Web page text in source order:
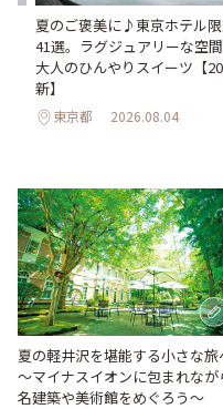
夏のご褒美に♪東京ホテル
41選。ラグジュアリーな空
大人のひんやりスイーツ【
新】
東京都 2026.08.04
夏の軽井沢を堪能する小さな旅
～マイナスイオンに包まれなが
名建築や美術館をめぐろう～